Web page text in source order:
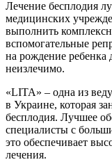
Лечение бесплодия
медицинских
выполнить
вспомогательные
на рождение ребенка
неизлечимо.
«LITA» – одна из
в Украине, которая
бесплодия. Лучшее
специалисты с
это обеспечивает
лечения.